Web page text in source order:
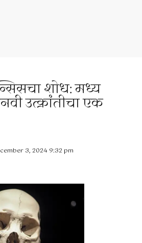
शोध: मध्य
उत्क्रांतीचा एक
3, 2024 9:32 pm